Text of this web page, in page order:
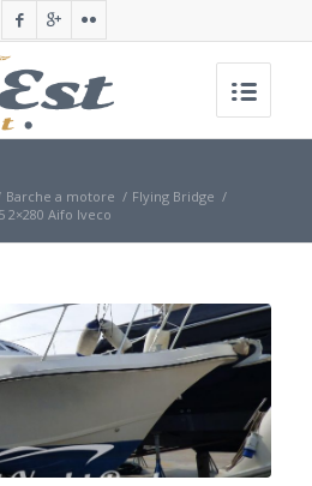
Barche a motore / Flying Bridge /
2×280 Aifo Iveco